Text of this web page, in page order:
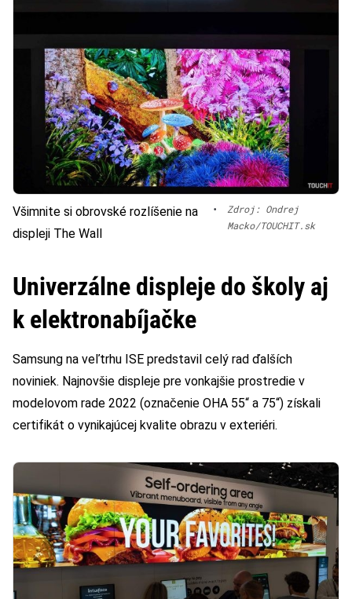
Všimnite si obrovské rozlíšenie na
displeji The Wall
•
Zdroj: Ondrej
Macko/TOUCHIT.sk
Univerzálne displeje do školy aj
k elektronabíjačke
Samsung na veľtrhu ISE predstavil celý rad ďalších
noviniek. Najnovšie displeje pre vonkajšie prostredie v
modelovom rade 2022 (označenie OHA 55“ a 75“) získali
certifikát o vynikajúcej kvalite obrazu v exteriéri.